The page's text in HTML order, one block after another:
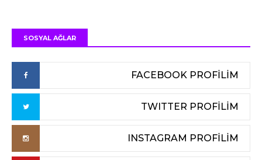
SOSYAL AĞLAR
FACEBOOK PROFİLİM
TWITTER PROFİLİM
INSTAGRAM PROFİLİM